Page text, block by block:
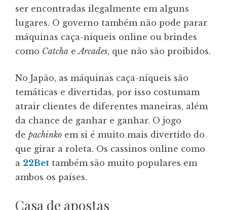
ser encontradas ilegalmente em alguns
lugares. O governo também não pode parar
máquinas caça-níqueis online ou brindes
como Catcha eArcades, que não são proibidos.
No Japão, as máquinas caça-níqueis são
temáticas e divertidas, por isso costumam
atrair clientes de diferentes maneiras, além
da chance de ganhar e ganhar. O jogo
de pachinko em si é muito mais divertido do
que girar a roleta. Os cassinos online como
a 22Bet também são muito populares em
ambos os países.
Casa de apostas